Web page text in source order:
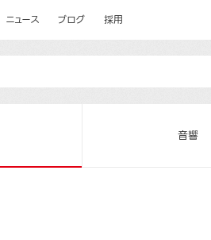
ニュース ブログ 採用
音響